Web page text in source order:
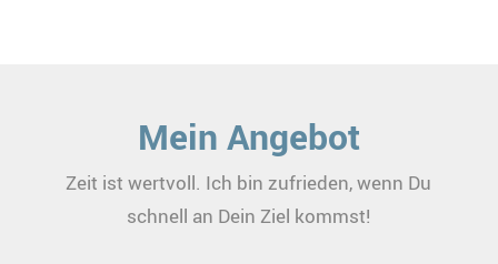
Mein Angebot
Zeit ist wertvoll. Ich bin zufrieden, wenn Du
schnell an Dein Ziel kommst!